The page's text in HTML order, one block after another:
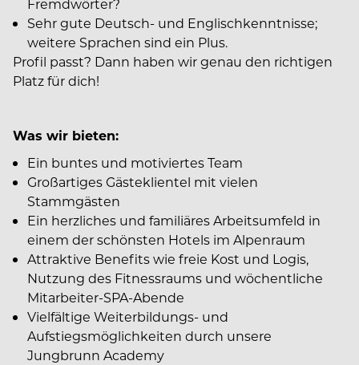
Fremdwörter?
Sehr gute Deutsch- und Englischkenntnisse;
weitere Sprachen sind ein Plus.
Profil passt? Dann haben wir genau den richtigen
Platz für dich!
Was wir bieten:
Ein buntes und motiviertes Team
Großartiges Gästeklientel mit vielen
Stammgästen
Ein herzliches und familiäres Arbeitsumfeld in
einem der schönsten Hotels im Alpenraum
Attraktive Benefits wie freie Kost und Logis,
Nutzung des Fitnessraums und wöchentliche
Mitarbeiter-SPA-Abende
Vielfältige Weiterbildungs- und
Aufstiegsmöglichkeiten durch unsere
Jungbrunn Academy